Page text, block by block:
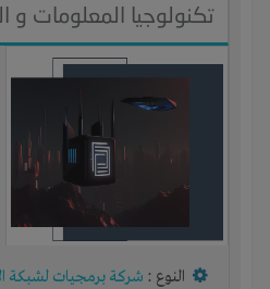
تكنولوجيا المعلومات و
النوع : شركة برمجيات لشبكة